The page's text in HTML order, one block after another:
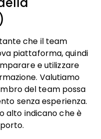
che il team
piattaforma, quindi
e utilizzare
Valutiamo
del team possa
senza esperienza.
alto indicano che è